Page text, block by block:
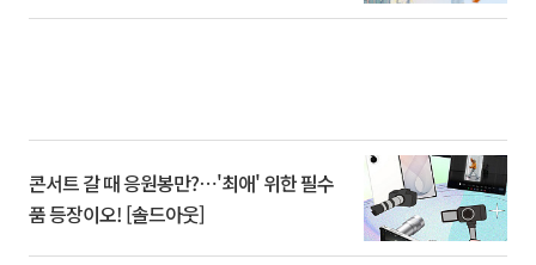
콘서트 갈 때 응원봉만?⋯'최애' 위한 필수
품 등장이오! [솔드아웃]